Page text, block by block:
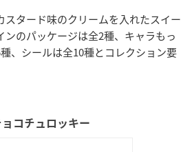
スタード味のクリームを入れたスイー
ンのパッケージは全2種、キャラもっ
、シールは全10種とコレクション要
コチュロッキー